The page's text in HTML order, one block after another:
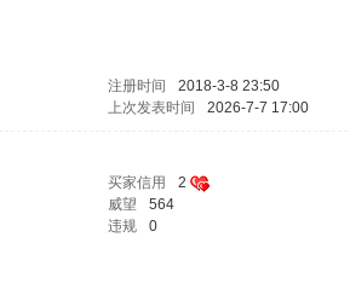
注册时间 2018-3-8 23:50
上次发表时间 2026-7-7 17:00
买家信用 2
威望 564
违规 0